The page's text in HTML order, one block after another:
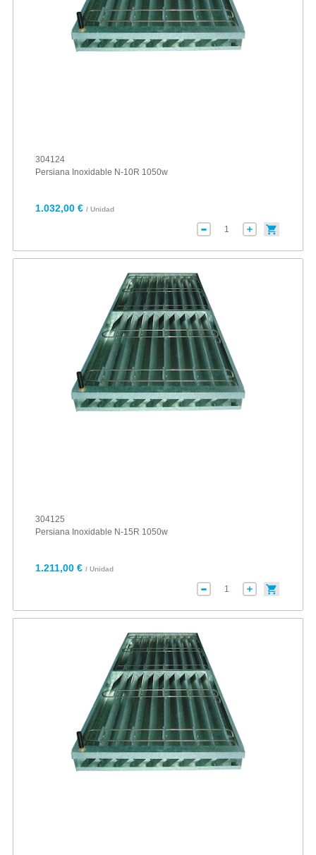
304124
Persiana Inoxidable N-10R 1050w
1.032,00 € / Unidad
304125
Persiana Inoxidable N-15R 1050w
1.211,00 € / Unidad